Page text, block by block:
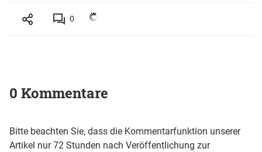
0
0 Kommentare
Bitte beachten Sie, dass die Kommentarfunktion unserer
Artikel nur 72 Stunden nach Veröffentlichung zur